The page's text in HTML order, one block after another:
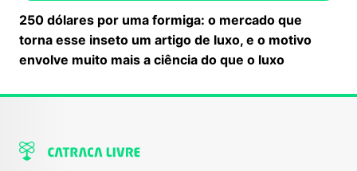
250 dólares por uma formiga: o mercado que
torna esse inseto um artigo de luxo, e o motivo
envolve muito mais a ciência do que o luxo